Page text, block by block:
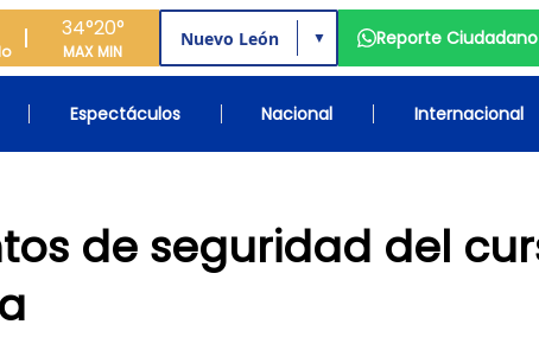
34°
MAX
20°
MIN
▼ Reporte Ciudadano
Espectáculos Nacional Internacional
de seguridad del